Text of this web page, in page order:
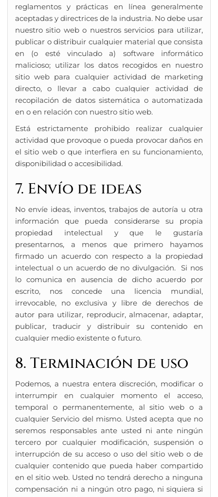
reglamentos y prácticas en línea generalmente
aceptadas y directrices de la industria. No debe usar
nuestro sitio web o nuestros servicios para utilizar,
publicar o distribuir cualquier material que consista
en (o esté vinculado a) software informático
malicioso; utilizar los datos recogidos en nuestro
sitio web para cualquier actividad de marketing
directo, o llevar a cabo cualquier actividad de
recopilación de datos sistemática o automatizada
en o en relación con nuestro sitio web.
Está estrictamente prohibido realizar cualquier
actividad que provoque o pueda provocar daños en
el sitio web o que interfiera en su funcionamiento,
disponibilidad o accesibilidad.
7. Envío de ideas
No envíe ideas, inventos, trabajos de autoría u otra
información que pueda considerarse su propia
propiedad intelectual y que le gustaría
presentarnos, a menos que primero hayamos
firmado un acuerdo con respecto a la propiedad
intelectual o un acuerdo de no divulgación. Si nos
lo comunica en ausencia de dicho acuerdo por
escrito, nos concede una licencia mundial,
irrevocable, no exclusiva y libre de derechos de
autor para utilizar, reproducir, almacenar, adaptar,
publicar, traducir y distribuir su contenido en
cualquier medio existente o futuro.
8. Terminación de uso
Podemos, a nuestra entera discreción, modificar o
interrumpir en cualquier momento el acceso,
temporal o permanentemente, al sitio web o a
cualquier Servicio del mismo. Usted acepta que no
seremos responsables ante usted ni ante ningún
tercero por cualquier modificación, suspensión o
interrupción de su acceso o uso del sitio web o de
cualquier contenido que pueda haber compartido
en el sitio web. Usted no tendrá derecho a ninguna
compensación ni a ningún otro pago, ni siquiera si